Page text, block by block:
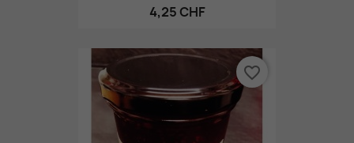
4,25 CHF
favorite_border